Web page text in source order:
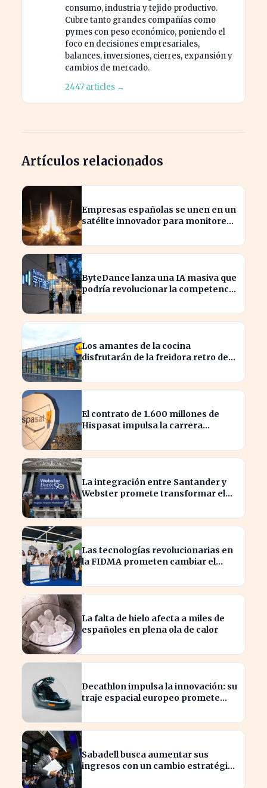
consumo, industria y tejido productivo.
Cubre tanto grandes compañías como
pymes con peso económico, poniendo el
foco en decisiones empresariales,
balances, inversiones, cierres, expansión y
cambios de mercado.
2447 articles →
Artículos relacionados
Empresas españolas se unen en un
satélite innovador para monitorear
ByteDance lanza una IA masiva que
podría revolucionar la competencia
Los amantes de la cocina
disfrutarán de la freidora retro de
El contrato de 1.600 millones de
Hispasat impulsa la carrera
La integración entre Santander y
Webster promete transformar el
Las tecnologías revolucionarias en
la FIDMA prometen cambiar el
La falta de hielo afecta a miles de
españoles en plena ola de calor
Decathlon impulsa la innovación: su
traje espacial europeo promete
Sabadell busca aumentar sus
ingresos con un cambio estratégico